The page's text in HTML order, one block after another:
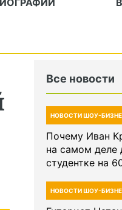
Все новости
НОВОСТИ ШОУ-
Почему Иван
на самом деле
студентке на
НОВОСТИ ШОУ-